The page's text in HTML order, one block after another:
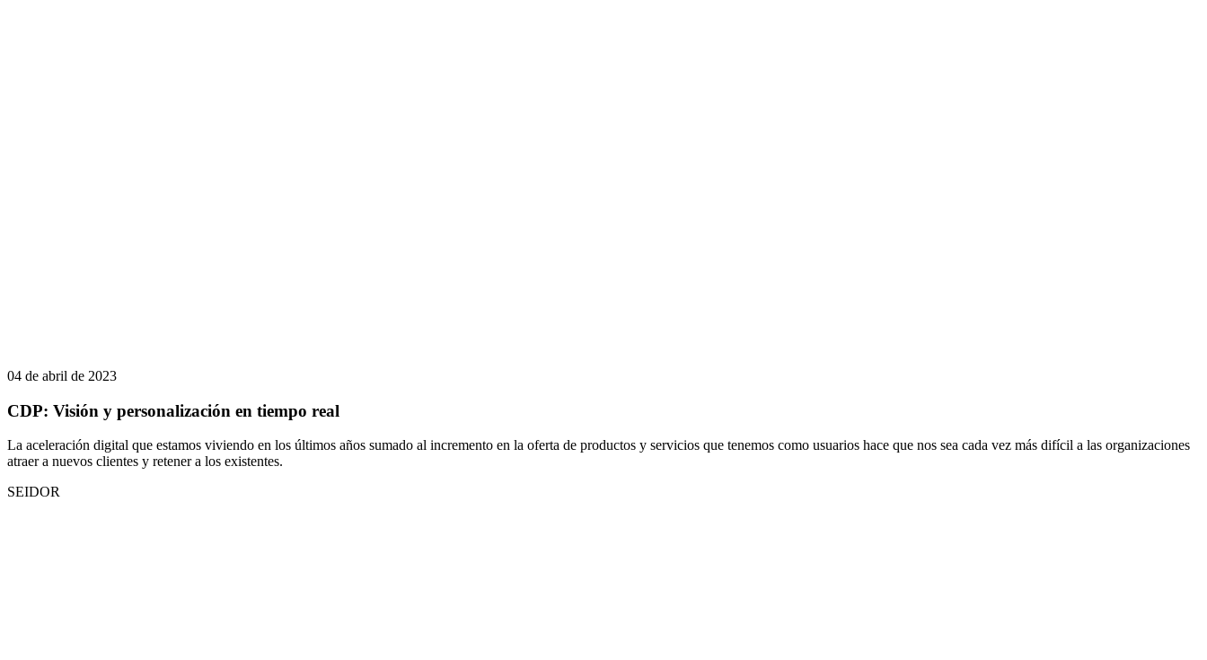
04 de abril de 2023
CDP: Visión y personalización en tiempo real
La aceleración digital que estamos viviendo en los últimos años sumado al incremento en la oferta de productos y servicios que tenemos como usuarios hace que nos sea cada vez más difícil a las organizaciones
atraer a nuevos clientes y retener a los existentes.
SEIDOR